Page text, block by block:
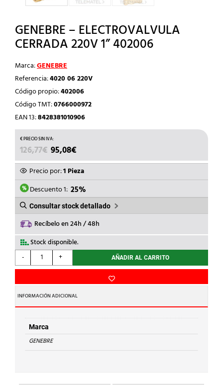
GENEBRE – ELECTROVALVULA
CERRADA 220V 1” 402006
Marca:GENEBRE
Referencia:4020 06 220V
Código propio:402006
Código TMT:0766000972
EAN 13:8428381010906
126,77€ EL
PRECIO
ORIGINAL
ERA:
126,77€.
95,08€
PRECIO
ACTUAL
ES:
95,08€.
Precio por:1 Pieza
Descuento 1: 25%
Consultar stock detallado
Recíbelo en 24h / 48h
Stock disponible.
-
GENEBRE
-
CERRADA
220V
1''
402006
cantidad
+ AÑADIR AL CARRITO
INFORMACIÓN ADICIONAL
Marca
GENEBRE